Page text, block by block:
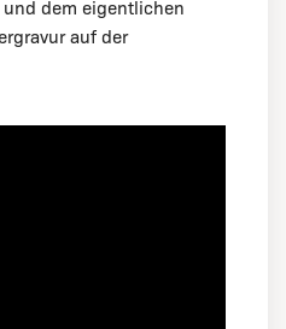
dem eigentlichen
auf der